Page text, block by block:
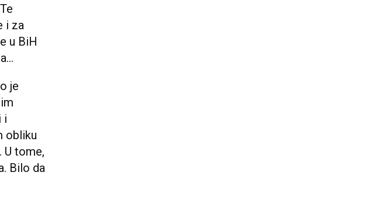
i za
u BiH
je
i
obliku
U tome,
Bilo da